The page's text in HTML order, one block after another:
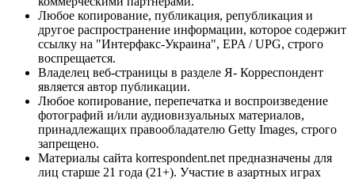
Любое копирование, публикация, републикация и
другое распространение информации, которое содержит
ссылку на "Интерфакс-Украина", EPA / UPG, строго
воспрещается.
Владелец веб-страницы в разделе Я- Корреспондент
является автор публикации.
Любое копирование, перепечатка и воспроизведение
фотографий и/или аудиовизуальных материалов,
принадлежащих правообладателю Getty Images, строго
запрещено.
Материалы сайта korrespondent.net предназначены для
лиц старше 21 года (21+). Участие в азартных играх